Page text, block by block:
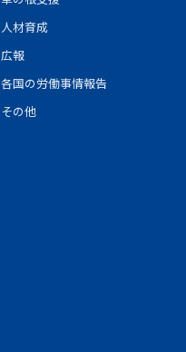
人材育成
広報
各国の労働事情報告
その他